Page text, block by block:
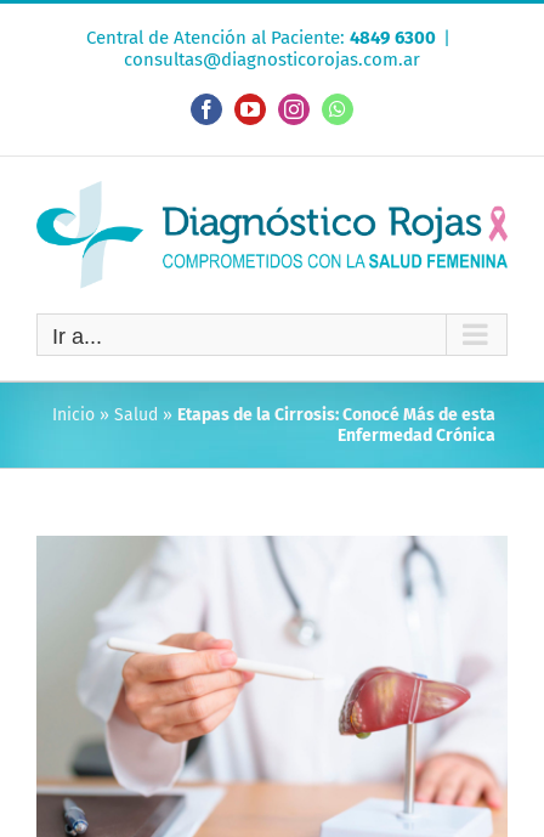
Central de Atención al Paciente: 4849 6300 |
consultas@diagnosticorojas.com.ar
FacebookYouTubeInstagramWhatsApp
Ir a...
Inicio » Salud » Etapas de la Cirrosis: Conocé Más de esta
Enfermedad Crónica